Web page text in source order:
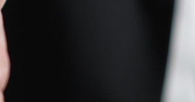
Leren hoe je duurzame klantencontacten
het perspectief van de (potentiele) klant kan
Je leert hoe je je professioneel profileert
de 'Trusted Advisor' kan zijn voor de klant
ontwikkel je je vaardigheden om